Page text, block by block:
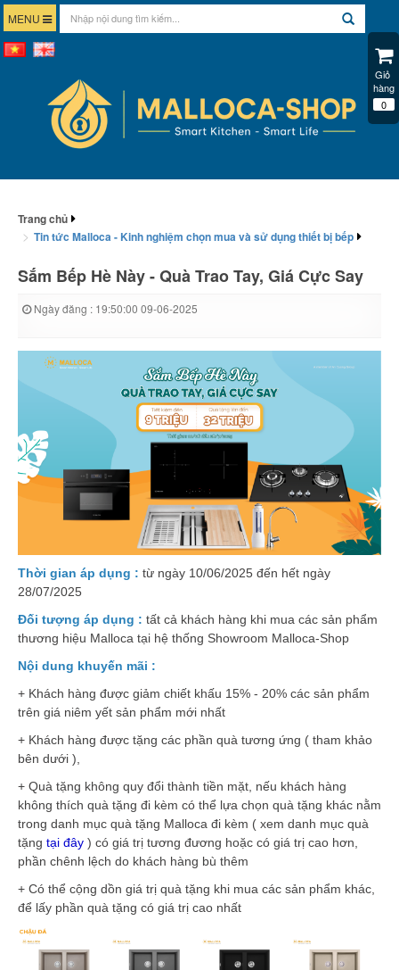
MENU
Trang chủ
Tin tức Malloca - Kinh nghiệm chọn mua và sử dụng thiết bị bếp
Sắm Bếp Hè Này - Quà Trao Tay, Giá Cực Say
Ngày đăng : 19:50:00 09-06-2025
Thời gian áp dụng : từ ngày 10/06/2025 đến hết ngày
28/07/2025
Đối tượng áp dụng : tất cả khách hàng khi mua các sản phẩm
thương hiệu Malloca tại hệ thống Showroom Malloca-Shop
Nội dung khuyến mãi :
+ Khách hàng được giảm chiết khấu 15% - 20% các sản phẩm
trên giá niêm yết sản phẩm mới nhất
+ Khách hàng được tặng các phần quà tương ứng ( tham khảo
bên dưới ),
+ Quà tặng không quy đổi thành tiền mặt, nếu khách hàng
không thích quà tặng đi kèm có thể lựa chọn quà tặng khác nằm
trong danh mục quà tặng Malloca đi kèm ( xem danh mục quà
tặng tại đây ) có giá trị tương đương hoặc có giá trị cao hơn,
phần chênh lệch do khách hàng bù thêm
+ Có thể cộng dồn giá trị quà tặng khi mua các sản phẩm khác,
để lấy phần quà tặng có giá trị cao nhất
Giỏ
hàng
0